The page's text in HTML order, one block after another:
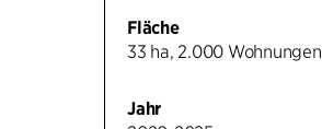
Fläche
33 ha, 2.000 Wohnungen
Jahr